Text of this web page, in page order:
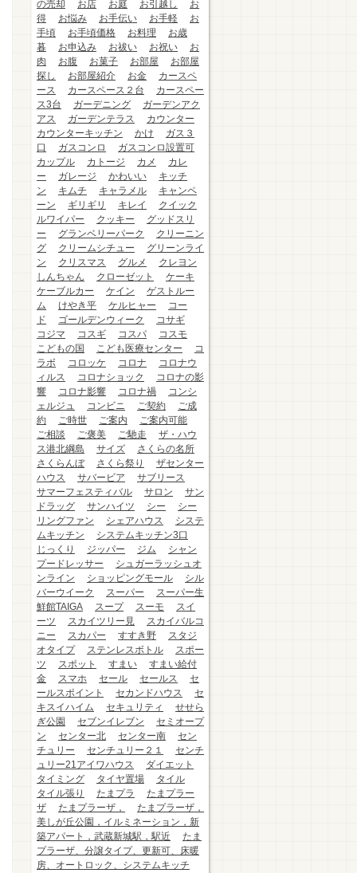
の売却
お店 お庭 お引越し
お
得
お悩み お手伝い お手軽
お
手頃
お手頃価格 お料理
お歳
暮
お申込み お祓い お祝い
お
肉
お腹 お菓子 お部屋
お部屋
探し
お部屋紹介 お金
カースペ
ース
カースペース２台
カースペー
ス3台
ガーデニング
ガーデンアク
アス
ガーデンテラス
カウンター
カウンターキッチン
かけ
ガス３
口
ガスコンロ
ガスコンロ設置可
カップル
カトージ カメ
カレ
ー
ガレージ かわいい
キッチ
ン
キムチ キャラメル
キャンペ
ーン
ギリギリ キレイ
クイック
ルワイパー
クッキー
グッドスリ
ー
グランベリーパーク
クリーニン
グ
クリームシチュー
グリーンライ
ン
クリスマス グルメ
クレヨン
しんちゃん
クローゼット
ケーキ
ケーブルカー
ケイン
ゲストルー
ム
けやき平 ケルヒャー
コー
ド
ゴールデンウィーク
コサギ
コジマ
コスギ コスパ
コスモ
こどもの国
こども医療センター
コ
ラボ
コロッケ コロナ
コロナウ
ィルス
コロナショック
コロナの影
響
コロナ影響 コロナ禍
コンシ
ェルジュ
コンビニ ご契約
ご成
約
ご時世 ご案内
ご案内可能
ご相談
ご褒美 ご馳走
ザ・ハウ
ス港北綱島
サイズ
さくらの名所
さくらんぼ
さくら祭り
ザセンター
ハウス
サバービア
サブリース
サマーフェスティバル
サロン
サン
ドラッグ
サンハイツ シー
シー
リングファン
シェアハウス
システ
ムキッチン
システムキッチン3口
じっくり
ジッパー ジム
シャン
プードレッサー
シュガーラッシュオ
ンライン
ショッピングモール
シル
バーウイーク
スーパー
スーパー生
鮮館TAIGA
スープ スーモ
スイ
ーツ
スカイツリー見
スカイバルコ
ニー
スカパー すすき野
スタジ
オタイプ
ステンレスボトル
スポー
ツ
スポット すまい
すまい給付
金
スマホ セール セールス
セ
ールスポイント
セカンドハウス
セ
キスイハイム
セキュリティ
せせら
ぎ公園
セブンイレブン
セミオープ
ン
センター北 センター南
セン
チュリー
センチュリー２１
センチ
ュリー21アイワハウス
ダイエット
タイミング
タイヤ置場
タイル
タイル張り
たまプラ
たまプラー
ザ
たまプラーザ，
たまプラーザ，
美しが丘公園，イルミネーション，新
築アパート，武蔵新城駅，駅近
たま
プラーザ、分譲タイプ、更新可、床暖
房、オートロック、システムキッチ